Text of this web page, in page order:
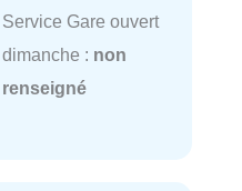
Service Gare ouvert
dimanche : non
renseigné